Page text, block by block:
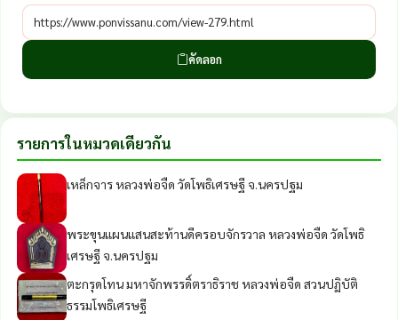
คัดลอก
รายการในหมวดเดียวกัน
เหล็กจาร หลวงพ่อจืด วัดโพธิเศรษฐี จ.นครปฐม
พระขุนแผนแสนสะท้านดีครอบจักรวาล หลวงพ่อจืด วัดโพธิ
เศรษฐี จ.นครปฐม
ตะกรุดโทน มหาจักพรรดิ์ตราธิราช หลวงพ่อจืด สวนปฏิบัติ
ธรรมโพธิเศรษฐี